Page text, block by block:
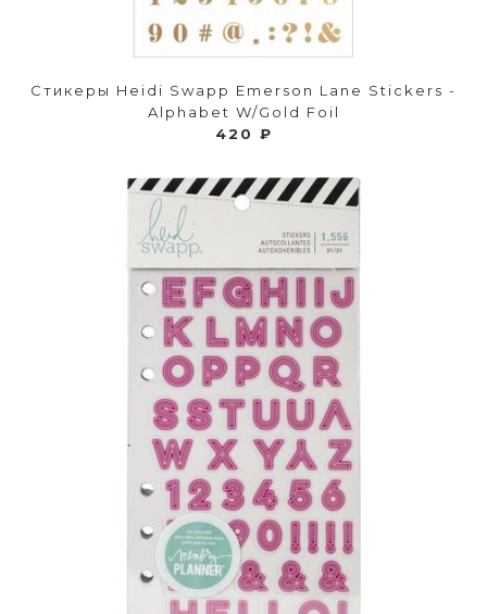
Стикеры Heidi Swapp Emerson Lane Stickers -
Alphabet W/Gold Foil
420 ₽